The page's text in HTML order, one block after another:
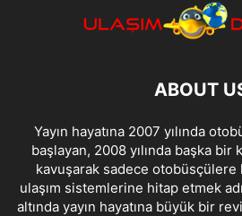
ABOUT
Yayın hayatına 2007 yılında
başlayan, 2008 yılında başka
kavuşarak sadece
ulaşım sistemlerine hitap etmek
altında yayın hayatına büyük bir